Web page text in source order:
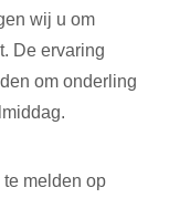
wij u om
De ervaring
om onderling
te melden op